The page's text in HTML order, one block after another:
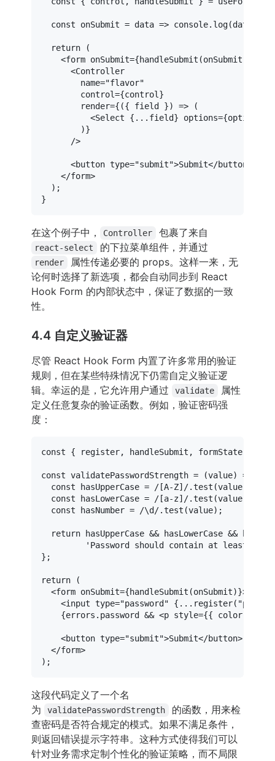
const onSubmit = data => console. log(data);
return (
<form onSubmit={handleSubmit(onSubmit)}
<Controller
name="flavor"
control={control}
render={({ field }) => (
<Select { ...field} options={options}
        )}
      />
<button type="submit">Submit</button
</form>
  );
在这个例子中， Controller 包裹了来自
react-select 的下拉菜单组件，并通过
render
属性传递必要的 props。这样一来，无
论何时选择了新选项，都会自动同步到 React
Hook Form 的内部状态中，保证了数据的一致
性。
4.4 自定义验证器
尽管 React Hook Form 内置了许多常用的验证
规则，但在某些特殊情况下仍需自定义验证逻
辑。幸运的是，它允许用户通过
validate
属性
定义任意复杂的验证函数。例如，验证密码强
度：
const { register, handleSubmit, formState
const validatePasswordStrength = (value) => {
const hasUpperCase = /[A-Z]/.test (value);
const hasLowerCase = /[a-z]/.test (value);
const hasNumber = /\d/.test (value);
return hasUpperCase && hasLowerCase &&
'Password should contain at least
};
return (
<form onSubmit={handleSubmit(onSubmit)}>
<input type="password" { ...register("
    {errors.password &&
<p style={{ color:
<button type="submit">Submit</button>
</form>
这段代码定义了一个名
为
validatePasswordStrength
的函数，用来检
查密码是否符合规定的模式。如果不满足条件，
则返回错误提示字符串。这种方式使得我们可以
针对业务需求定制个性化的验证策略，而不局限